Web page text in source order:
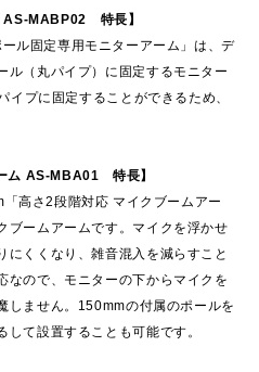
AS-MABP02 特長】
ル固定専用モニターアーム」は、デ
ル（丸パイプ）に固定するモニター
プに固定することができるため、
ム AS-MBA01 特長】
高さ2段階対応 マイクブームアー
ブームアームです。マイクを浮かせ
にくくなり、雑音混入を減らすこと
なので、モニターの下からマイクを
しません。150mmの付属のポールを
て設置することも可能です。